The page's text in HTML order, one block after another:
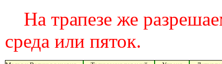
На трапезе же
среда или пяток.